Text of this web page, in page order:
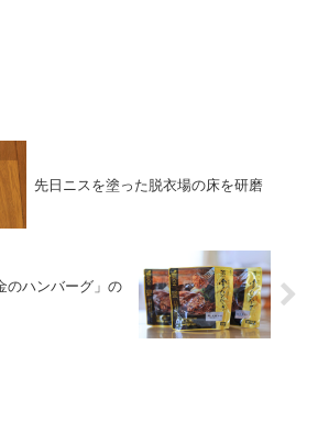
先日ニスを塗った脱衣場の床を研磨
のハンバーグ」の